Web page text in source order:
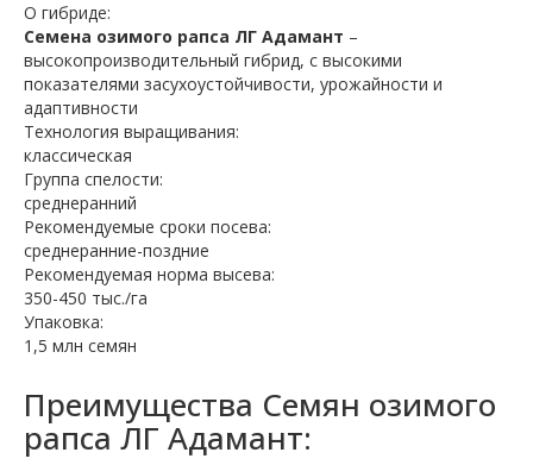
О гибриде:
Семена озимого рапса ЛГ Адамант –
высокопроизводительный гибрид, с высокими
показателями засухоустойчивости, урожайности и
адаптивности
Технология выращивания:
классическая
Группа спелости:
среднеранний
Рекомендуемые сроки посева:
среднеранние-поздние
Рекомендуемая норма высева:
350-450 тыс./га
Упаковка:
1,5 млн семян
Преимущества Семян озимого
рапса ЛГ Адамант: